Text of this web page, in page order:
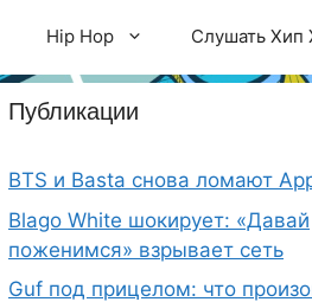
Hip Hop Слушать Хип
Публикации
BTS и Basta снова ломают
Blago White шокирует: «Давай
поженимся» взрывает сеть
Guf под прицелом: что